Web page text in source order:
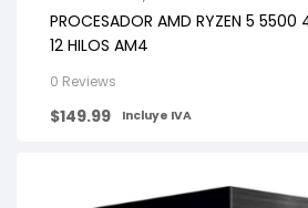
PROCESADOR AMD RYZEN 5 5500
12 HILOS AM4
0 Reviews
$149.99 Incluye IVA